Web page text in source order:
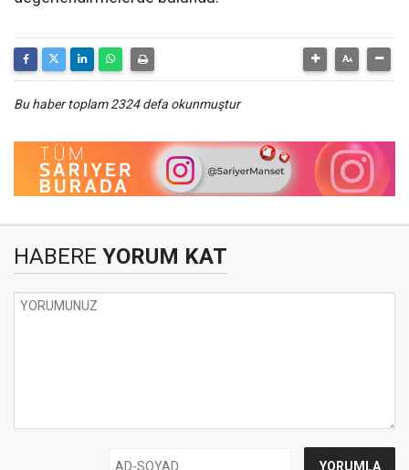
Bu haber toplam 2324 defa okunmuştur
HABERE YORUM KAT